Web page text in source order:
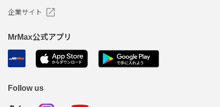
企業サイト
MrMax公式アプリ
Follow us